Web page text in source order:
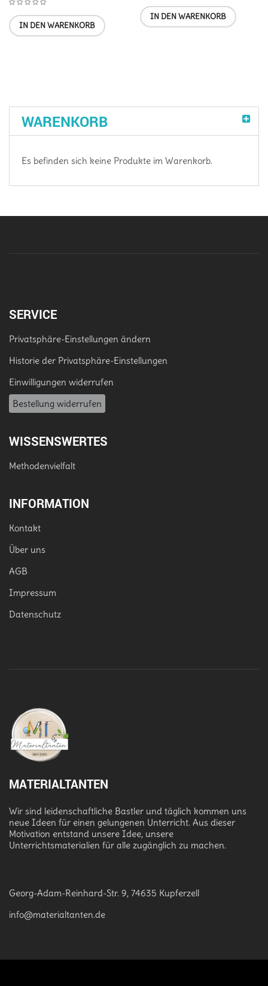
IN DEN WARENKORB
IN DEN WARENKORB
WARENKORB
Es befinden sich keine Produkte im Warenkorb.
SERVICE
Privatsphäre-Einstellungen ändern
Historie der Privatsphäre-Einstellungen
Einwilligungen widerrufen
Bestellung widerrufen
WISSENSWERTES
Methodenvielfalt
INFORMATION
Kontakt
Über uns
AGB
Impressum
Datenschutz
MATERIALTANTEN
Wir sind leidenschaftliche Bastler und täglich kommen uns
neue Ideen für einen gelungenen Unterricht. Aus dieser
Motivation entstand unsere Idee, unsere
Unterrichtsmaterialien für alle zugänglich zu machen.
Georg-Adam-Reinhard-Str. 9, 74635 Kupferzell
info@materialtanten.de